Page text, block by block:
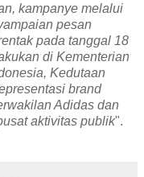
kampanye melalui
pesan
pada tanggal 18
di Kementerian
Kedutaan
brand
Adidas dan
aktivitas publik".